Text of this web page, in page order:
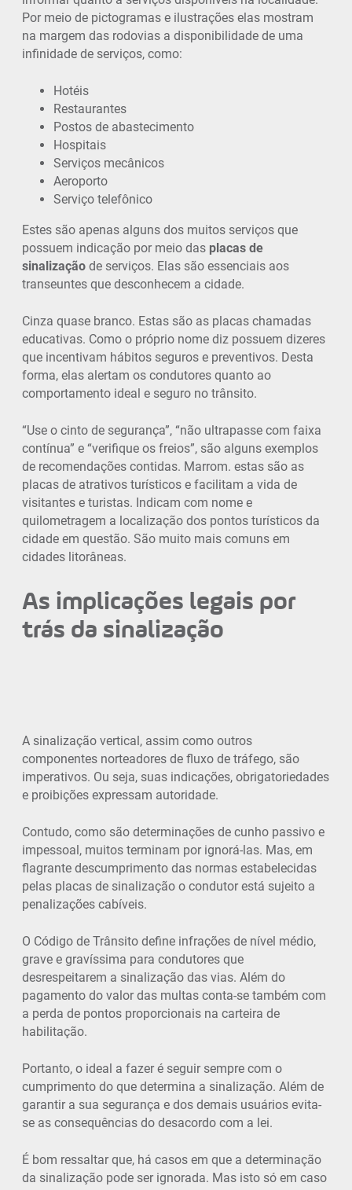
Por meio de pictogramas e ilustrações elas mostram
na margem das rodovias a disponibilidade de uma
infinidade de serviços, como:
Hotéis
Restaurantes
Postos de abastecimento
Hospitais
Serviços mecânicos
Aeroporto
Serviço telefônico
Estes são apenas alguns dos muitos serviços que
possuem indicação por meio das placas de
sinalização de serviços. Elas são essenciais aos
transeuntes que desconhecem a cidade.
Cinza quase branco. Estas são as placas chamadas
educativas. Como o próprio nome diz possuem dizeres
que incentivam hábitos seguros e preventivos. Desta
forma, elas alertam os condutores quanto ao
comportamento ideal e seguro no trânsito.
“Use o cinto de segurança”, “não ultrapasse com faixa
contínua” e “verifique os freios”, são alguns exemplos
de recomendações contidas. Marrom. estas são as
placas de atrativos turísticos e facilitam a vida de
visitantes e turistas. Indicam com nome e
quilometragem a localização dos pontos turísticos da
cidade em questão. São muito mais comuns em
cidades litorâneas.
As implicações legais por
trás da sinalização
A sinalização vertical, assim como outros
componentes norteadores de fluxo de tráfego, são
imperativos. Ou seja, suas indicações, obrigatoriedades
e proibições expressam autoridade.
Contudo, como são determinações de cunho passivo e
impessoal, muitos terminam por ignorá-las. Mas, em
flagrante descumprimento das normas estabelecidas
pelas placas de sinalização o condutor está sujeito a
penalizações cabíveis.
O Código de Trânsito define infrações de nível médio,
grave e gravíssima para condutores que
desrespeitarem a sinalização das vias. Além do
pagamento do valor das multas conta-se também com
a perda de pontos proporcionais na carteira de
habilitação.
Portanto, o ideal a fazer é seguir sempre com o
cumprimento do que determina a sinalização. Além de
garantir a sua segurança e dos demais usuários evita-
se as consequências do desacordo com a lei.
É bom ressaltar que, há casos em que a determinação
da sinalização pode ser ignorada. Mas isto só em caso